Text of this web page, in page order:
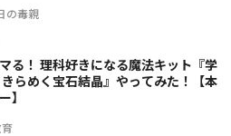
の毒親
る！ 理科好きになる魔法キット『学
らめく宝石結晶』やってみた！【本
】